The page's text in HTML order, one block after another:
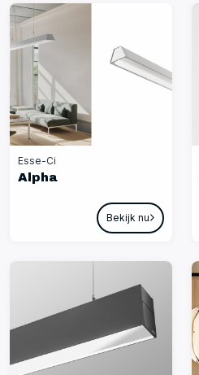
Esse-Ci
Alpha
Bekijk nu